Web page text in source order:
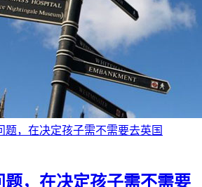
题，在决定孩子需不需要去英国
题，在决定孩子需不需要